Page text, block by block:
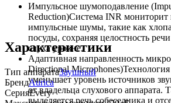
Импульсное шумоподавление
Reduction)Система INR мониторит
импульсные шумы, такие как
посуды, сохраняя целостность
слуха уровне.
Адаптивная направленность
Directional
уменьшает уровень источников
от владельца слухового аппарата.
выделяется речь собеседника и
Характеристики
Тип аппаратаЗаушный
БрендAurica
СерияEvery